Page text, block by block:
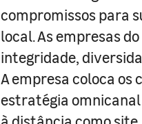
compromissos para
local. As empresas
integridade,
A empresa coloca os
estratégia omnicanal